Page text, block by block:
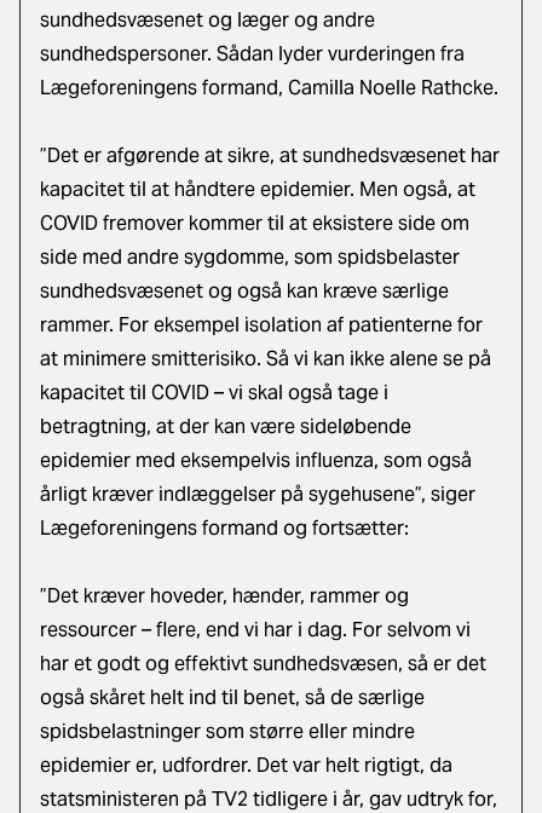
sundhedsvæsenet og læger og andre
sundhedspersoner. Sådan lyder vurderingen fra
Lægeforeningens formand, Camilla Noelle Rathcke.
”Det er afgørende at sikre, at sundhedsvæsenet har
kapacitet til at håndtere epidemier. Men også, at
COVID fremover kommer til at eksistere side om
side med andre sygdomme, som spidsbelaster
sundhedsvæsenet og også kan kræve særlige
rammer. For eksempel isolation af patienterne for
at minimere smitterisiko. Så vi kan ikke alene se på
kapacitet til COVID – vi skal også tage i
betragtning, at der kan være sideløbende
epidemier med eksempelvis influenza, som også
årligt kræver indlæggelser på sygehusene”, siger
Lægeforeningens formand og fortsætter:
”Det kræver hoveder, hænder, rammer og
ressourcer – flere, end vi har i dag. For selvom vi
har et godt og effektivt sundhedsvæsen, så er det
også skåret helt ind til benet, så de særlige
spidsbelastninger som større eller mindre
epidemier er, udfordrer. Det var helt rigtigt, da
statsministeren på TV2 tidligere i år, gav udtryk for,